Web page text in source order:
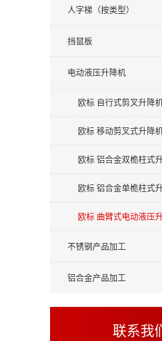
人字梯（按类型）
挡鼠板
电动液压升降机
欧标 自行式剪叉升降
欧标 移动剪叉式升降
欧标 铝合金双桅柱式
欧标 铝合金单桅柱式
欧标 曲臂式电动液压
不锈钢产品加工
铝合金产品加工
联系我